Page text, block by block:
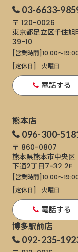
03-6633-
〒 120-0026
東京都足立区千住旭
39-10
[営業時間]10:00～19:00
[定休日]
火曜日
電話する
熊本店
096-300-
〒 860-0807
熊本県熊本市中央区
下通2丁目7-32 2F
[営業時間]10:00～19:00
[定休日]
火曜日
電話する
博多駅前店
092-235-